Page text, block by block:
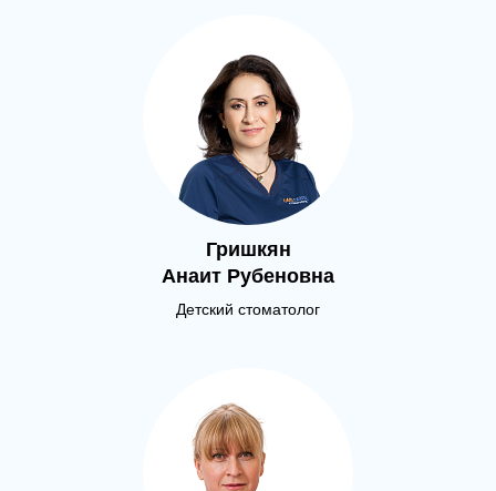
Гришкян
Анаит Рубеновна
Детский стоматолог